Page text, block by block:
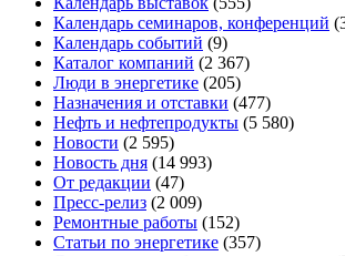
Календарь семинаров, конференций
Календарь событий (9)
Каталог компаний (2 367)
Люди в энергетике (205)
Назначения и отставки (477)
Нефть и нефтепродукты (5 580)
Новости (2 595)
Новость дня (14 993)
От редакции (47)
Пресс-релиз (2 009)
Ремонтные работы (152)
Статьи по энергетике (357)